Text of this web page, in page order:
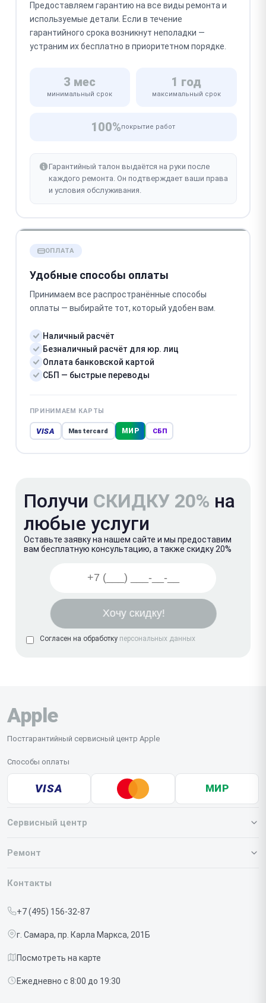
Предоставляем гарантию на все виды ремонта и
используемые детали. Если в течение
гарантийного срока возникнут неполадки —
устраним их бесплатно в приоритетном порядке.
3 мес
минимальный срок
1 год
максимальный срок
100%покрытие работ
Гарантийный талон выдаётся на руки после
каждого ремонта. Он подтверждает ваши права
и условия обслуживания.
ОПЛАТА
Удобные способы оплаты
Принимаем все распространённые способы
оплаты — выбирайте тот, который удобен вам.
Наличный расчёт
Безналичный расчёт для юр. лиц
Оплата банковской картой
СБП — быстрые переводы
ПРИНИМАЕМ КАРТЫ
VISA Mastercard МИР СБП
Получи СКИДКУ 20% на
любые услуги
Оставьте заявку на нашем сайте и мы предоставим
вам бесплатную консультацию, а также скидку 20%
Согласен на обработку персональных данных
Apple
Постгарантийный сервисный центр Apple
Способы оплаты
VISA МИР
Сервисный центр
О нашем сервисе
Срочный ремонт
Доставка и способы оплаты
Диагностика
Контакты
Ремонт
Iphone
Контакты
+7 (495) 156-32-87
г. Самара, пр. Карла Маркса, 201Б
Посмотреть на карте
Ежедневно с 8:00 до 19:30